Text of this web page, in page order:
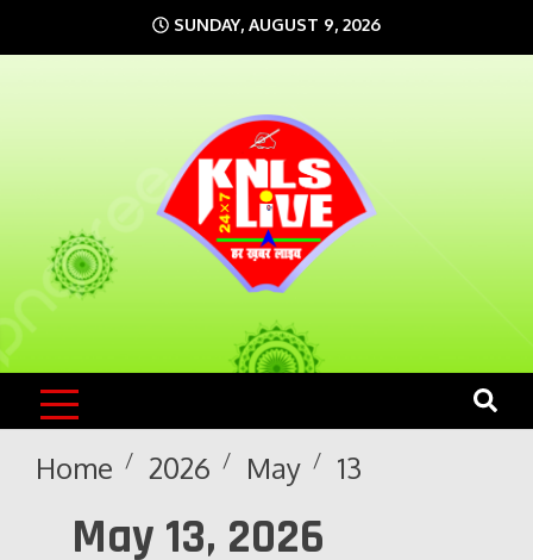
to
SUNDAY, AUGUST 9, 2026
KNLS LIVE
India`s No.1 News Portal
Home 2026 May 13
May 13, 2026